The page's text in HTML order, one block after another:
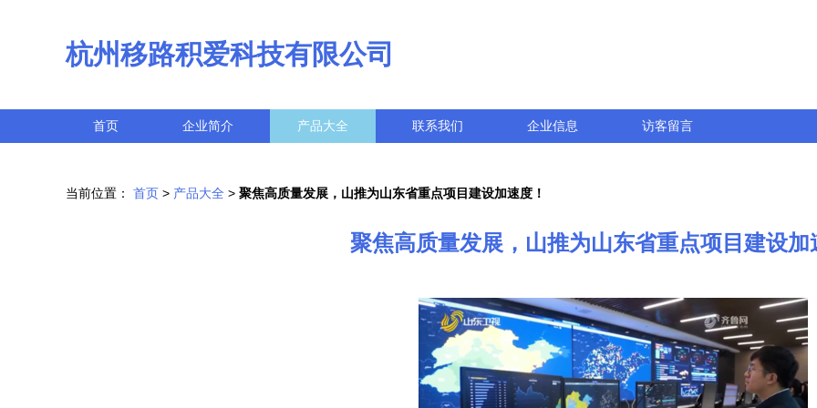
杭州移路积爱科技有限公司
首页 企业简介 产品大全 联系我们 企业信息 访客留言
当前位置： 首页 > 产品大全 > 聚焦高质量发展，山推为山东省重点项目建设加速度！
聚焦高质量发展，山推为山东省重点项目建设加